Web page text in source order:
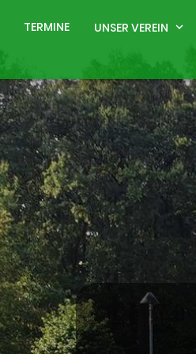
TERMINE UNSER VEREIN expand_more